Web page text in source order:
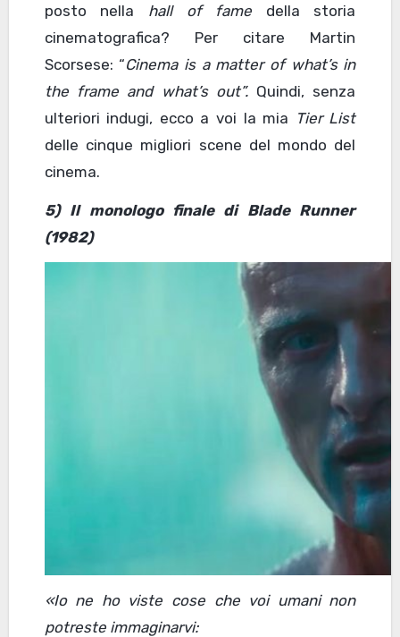
posto nella hall of fame della storia
cinematografica? Per citare Martin
Scorsese: “Cinema is a matter of what’s in
the frame and what’s out”. Quindi, senza
ulteriori indugi, ecco a voi la mia Tier List
delle cinque migliori scene del mondo del
cinema.
5) Il monologo finale di Blade Runner
(1982)
«Io ne ho viste cose che voi umani non
potreste immaginarvi: